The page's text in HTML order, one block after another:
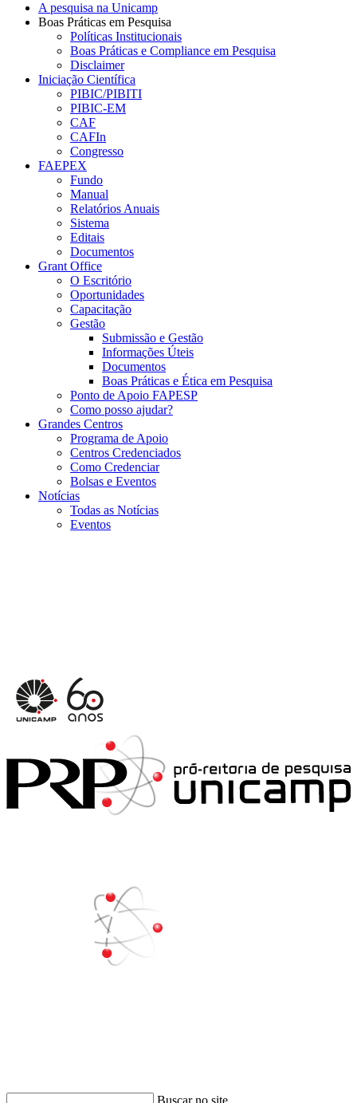
A pesquisa na Unicamp
Boas Práticas em Pesquisa
Políticas Institucionais
Boas Práticas e Compliance em Pesquisa
Disclaimer
Iniciação Científica
PIBIC/PIBITI
PIBIC-EM
CAF
CAFIn
Congresso
FAEPEX
Fundo
Manual
Relatórios Anuais
Sistema
Editais
Documentos
Grant Office
O Escritório
Oportunidades
Capacitação
Gestão
Submissão e Gestão
Informações Úteis
Documentos
Boas Práticas e Ética em Pesquisa
Ponto de Apoio FAPESP
Como posso ajudar?
Grandes Centros
Programa de Apoio
Centros Credenciados
Como Credenciar
Bolsas e Eventos
Notícias
Todas as Notícias
Eventos
Buscar no site